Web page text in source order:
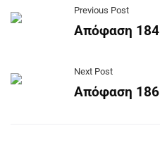
Previous Post
Απόφαση 184
Next Post
Απόφαση 186